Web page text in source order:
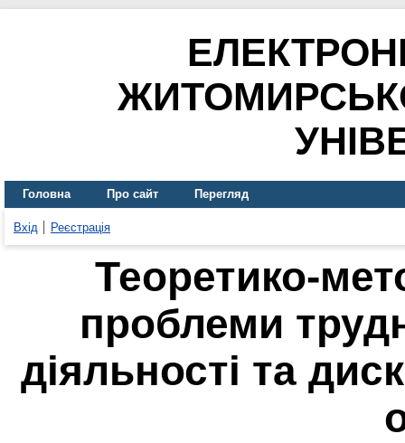
Головна Про сайт Перегляд
Вхід Реєстрація
проблеми
діяльності та